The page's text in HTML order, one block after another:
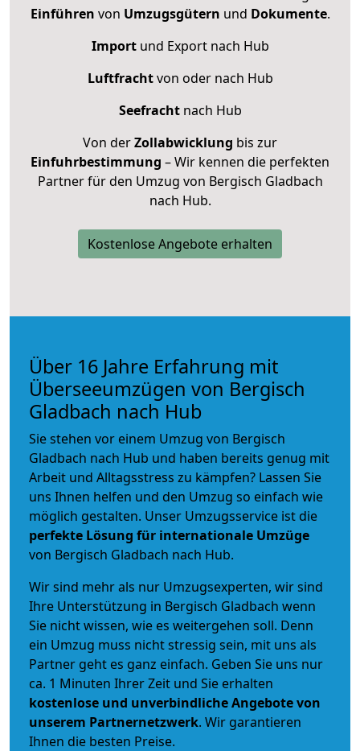
Einführen von Umzugsgütern und Dokumente.
Importund Export nach Hub
Luftfrachtvon oder nach Hub
Seefrachtnach Hub
Von derZollabwicklung bis zur
Einfuhrbestimmung – Wir kennen die perfekten
Partner für den Umzug von Bergisch Gladbach
nach Hub.
Kostenlose Angebote erhalten
Über 16 Jahre Erfahrung mit
Überseeumzügen von Bergisch
Gladbach nach Hub
Sie stehen vor einem Umzug von Bergisch
Gladbach nach Hub und haben bereits genug mit
Arbeit und Alltagsstress zu kämpfen? Lassen Sie
uns Ihnen helfen und den Umzug so einfach wie
möglich gestalten. Unser Umzugsservice ist die
perfekte Lösung für internationale Umzüge
von Bergisch Gladbach nach Hub.
Wir sind mehr als nur Umzugsexperten, wir sind
Ihre Unterstützung in Bergisch Gladbach wenn
Sie nicht wissen, wie es weitergehen soll. Denn
ein Umzug muss nicht stressig sein, mit uns als
Partner geht es ganz einfach. Geben Sie uns nur
ca. 1 Minuten Ihrer Zeit und Sie erhalten
kostenlose und unverbindlicheAngebote von
unserem Partnernetzwerk. Wir garantieren
Ihnen die besten Preise.